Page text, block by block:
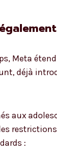
Meta
déjà
aux
: